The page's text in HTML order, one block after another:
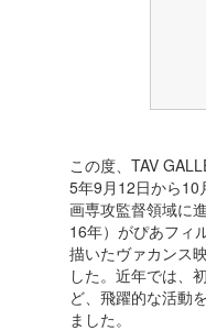
この度、TAV
5年9月12日から10
画専攻監督領域に
16年）がぴあフィ
描いたヴァカンス
した。近年では、
ど、飛躍的な活動
ました。